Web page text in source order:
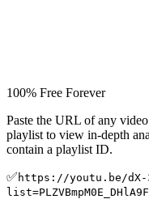
100% Free Forever
Paste the URL of any
playlist to view in-depth
contain a playlist ID.
✅ https://youtu.be/dX-